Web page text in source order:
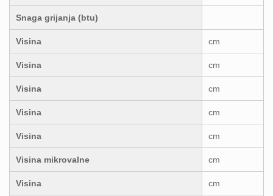
Snaga grijanja (btu)
Visina cm
Visina cm
Visina cm
Visina cm
Visina cm
Visina mikrovalne cm
Visina cm